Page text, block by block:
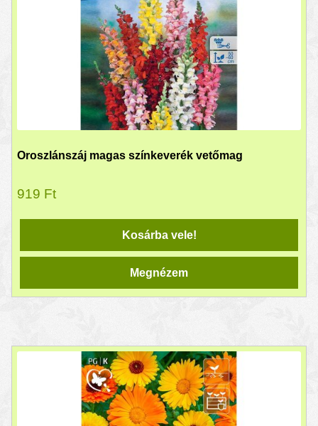
Oroszlánszáj magas színkeverék vetőmag
919 Ft
Kosárba vele!
Megnézem